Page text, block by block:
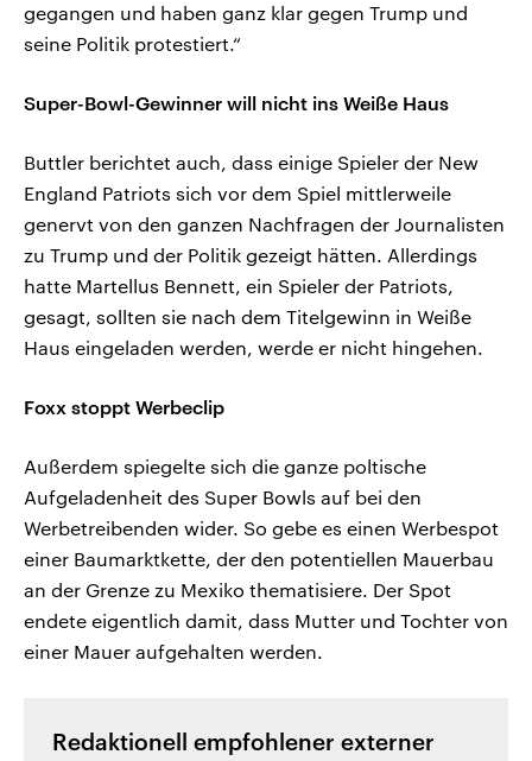
gegangen und haben ganz klar gegen Trump und
seine Politik protestiert.“
Super-Bowl-Gewinner will nicht ins Weiße Haus
Buttler berichtet auch, dass einige Spieler der New
England Patriots sich vor dem Spiel mittlerweile
genervt von den ganzen Nachfragen der Journalisten
zu Trump und der Politik gezeigt hätten. Allerdings
hatte Martellus Bennett, ein Spieler der Patriots,
gesagt, sollten sie nach dem Titelgewinn in Weiße
Haus eingeladen werden, werde er nicht hingehen.
Foxx stoppt Werbeclip
Außerdem spiegelte sich die ganze poltische
Aufgeladenheit des Super Bowls auf bei den
Werbetreibenden wider. So gebe es einen Werbespot
einer Baumarktkette, der den potentiellen Mauerbau
an der Grenze zu Mexiko thematisiere. Der Spot
endete eigentlich damit, dass Mutter und Tochter von
einer Mauer aufgehalten werden.
Redaktionell empfohlener externer